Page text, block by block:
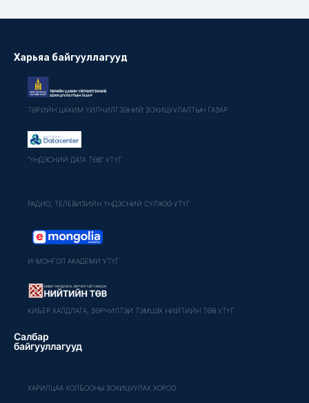
Харьяа байгууллагууд
ТӨРИЙН ЦАХИМ ҮЙЛЧИЛГЭЭНИЙ ЗОХИЦУУЛАЛТЫН ГАЗАР
"ҮНДЭСНИЙ ДАТА ТӨВ" УТҮГ
РАДИО, ТЕЛЕВИЗИЙН ҮНДЭСНИЙ СҮЛЖЭЭ УТҮГ
И-МОНГОЛ АКАДЕМИ УТҮГ
КИБЕР ХАЛДЛАГА, ЗӨРЧИЛТЭЙ ТЭМЦЭХ НИЙТИЙН ТӨВ УТҮГ
Салбар
байгууллагууд
ХАРИЛЦАА ХОЛБООНЫ ЗОХИЦУУЛАХ ХОРОО